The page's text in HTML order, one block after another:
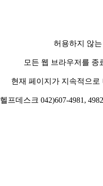
허용하지 않
모든 웹 브라우저를
현재 페이지가 지속적으
헬프데스크 042)607-4981,